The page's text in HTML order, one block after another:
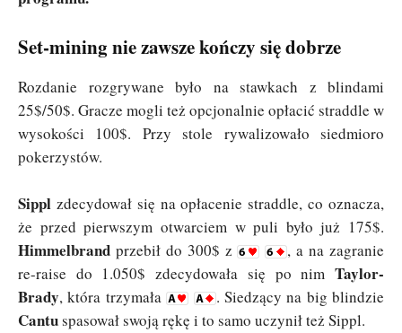
Set-mining nie zawsze kończy się dobrze
Rozdanie rozgrywane było na stawkach z blindami
25$/50$. Gracze mogli też opcjonalnie opłacić straddle w
wysokości 100$. Przy stole rywalizowało siedmioro
pokerzystów.
Sippl zdecydował się na opłacenie straddle, co oznacza,
że przed pierwszym otwarciem w puli było już 175$.
Himmelbrand przebił do 300$ z
, a na zagranie
re-raise do 1.050$ zdecydowała się po nim Taylor-
Brady, która trzymała . Siedzący na big blindzie
Cantuspasował swoją rękę i to samo uczynił też Sippl.